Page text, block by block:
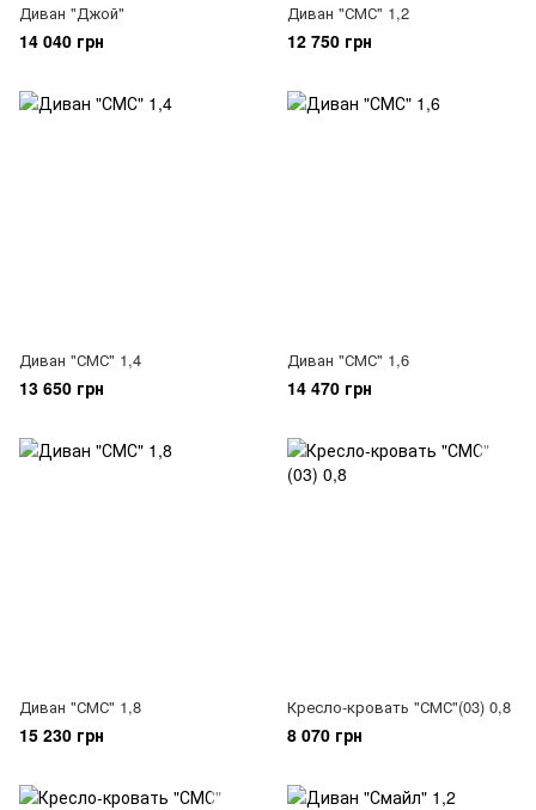
Диван "Джой"
14 040 грн
Диван "СМС" 1,2
12 750 грн
Диван "СМС" 1,4
13 650 грн
Диван "СМС" 1,6
14 470 грн
Диван "СМС" 1,8
15 230 грн
Кресло-кровать "СМС"(03) 0,8
8 070 грн